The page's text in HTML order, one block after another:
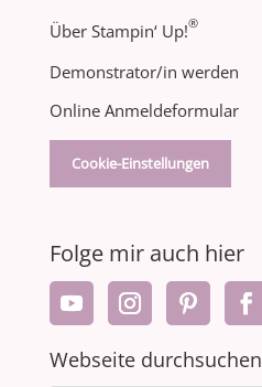
Über Stampin‘ Up!®
Demonstrator/in werden
Online Anmeldeformular
Cookie-Einstellungen
Folge mir auch hier
Webseite durchsuchen